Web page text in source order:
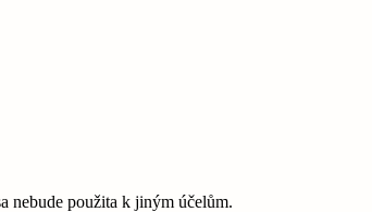
nebude použita k jiným účelům.